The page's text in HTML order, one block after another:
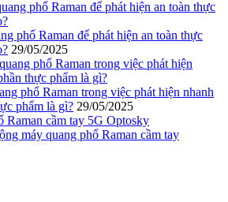
phổ Raman để phát hiện an toàn thực
29/05/2025
phổ Raman trong việc phát hiện nhanh
phẩm là gì? 29/05/2025
máy quang phổ Raman cầm tay